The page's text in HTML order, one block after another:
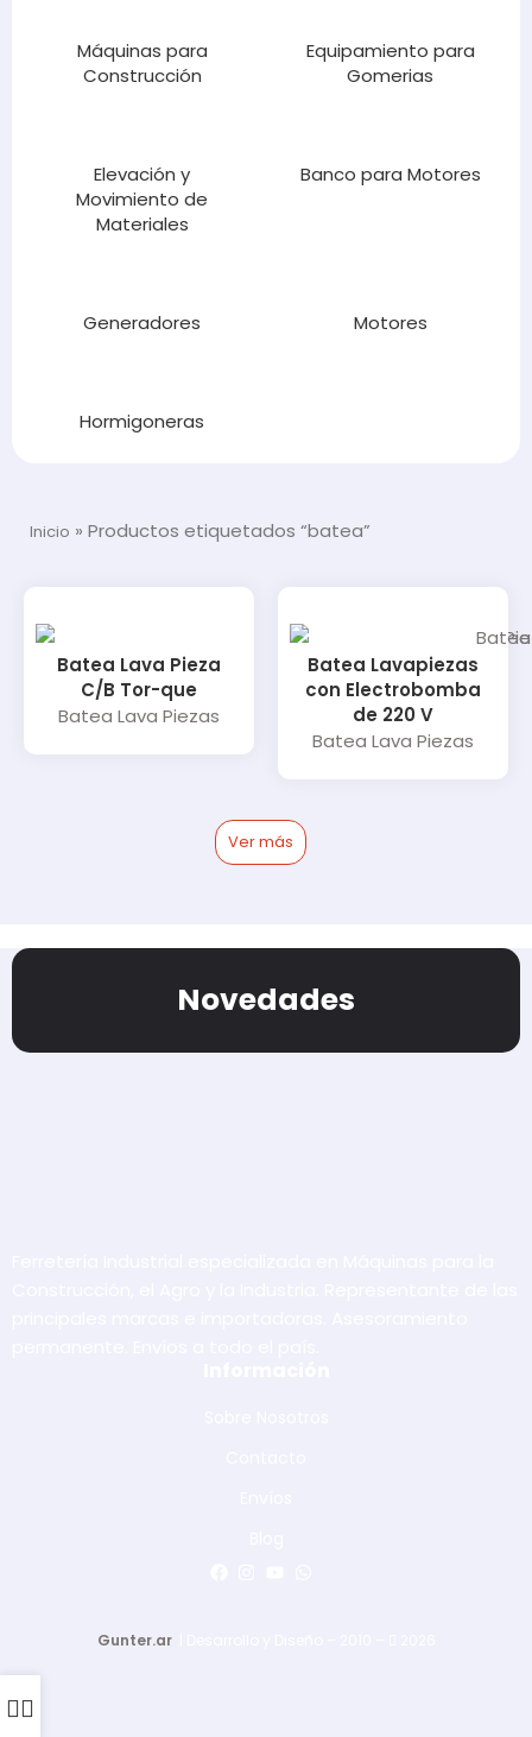
Máquinas para
Construcción
Equipamiento para
Gomerias
Elevación y
Movimiento de
Materiales
Banco para Motores
Generadores Motores
Hormigoneras
Inicio » Productos etiquetados “batea”
Batea Lava Pieza
C/B Tor-que
Batea Lava Piezas
Batea Lavapiezas
con Electrobomba
de 220 V
Batea Lava Piezas
Ver más
Novedades
Gunter.ar| Desarrollo y Diseño – 2010 –